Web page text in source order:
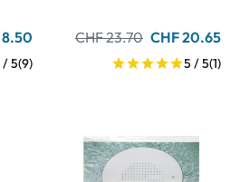
8.50
/ 5(9)
CHF 23.70 CHF 20.65
5 / 5(1)